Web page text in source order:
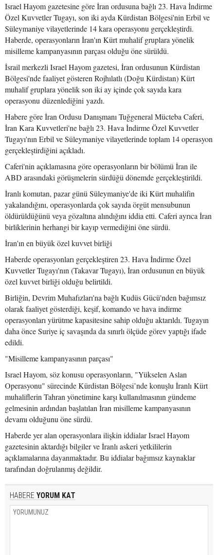
Israel Hayom gazetesine göre İran ordusuna bağlı 23. Hava İndirme
Özel Kuvvetler Tugayı, son iki ayda Kürdistan Bölgesi'nin Erbil ve
Süleymaniye vilayetlerinde 14 kara operasyonu gerçekleştirdi.
Haberde, operasyonların İran'ın Kürt muhalif gruplara yönelik
misilleme kampanyasının parçası olduğu öne sürüldü.
İsrail merkezli Israel Hayom gazetesi, İran ordusunun Kürdistan
Bölgesi'nde faaliyet gösteren Rojhılatlı (Doğu Kürdistan) Kürt
muhalif gruplara yönelik son iki ay içinde çok sayıda kara
operasyonu düzenlediğini yazdı.
Habere göre İran Ordusu Danışmanı Tuğgeneral Mücteba Caferi,
İran Kara Kuvvetleri'ne bağlı 23. Hava İndirme Özel Kuvvetler
Tugayı'nın Erbil ve Süleymaniye vilayetlerinde toplam 14 operasyon
gerçekleştirdiğini açıkladı.
Caferi'nin açıklamasına göre operasyonların bir bölümü İran ile
ABD arasındaki görüşmelerin sürdüğü dönemde gerçekleştirildi.
İranlı komutan, pazar günü Süleymaniye'de iki Kürt muhalifin
yakalandığını, operasyonlarda çok sayıda örgüt mensubunun
öldürüldüğünü veya gözaltına alındığını iddia etti. Caferi ayrıca İran
birliklerinin herhangi bir kayıp vermediğini öne sürdü.
İran'ın en büyük özel kuvvet birliği
Haberde operasyonları gerçekleştiren 23. Hava İndirme Özel
Kuvvetler Tugayı'nın (Takavar Tugayı), İran ordusunun en büyük
özel kuvvet birliği olduğu belirtildi.
Birliğin, Devrim Muhafızları'na bağlı Kudüs Gücü'nden bağımsız
olarak faaliyet gösterdiği, keşif, komando ve hava indirme
operasyonları yürütme kapasitesine sahip olduğu aktarıldı. Tugayın
daha önce Suriye iç savaşında da sınırlı ölçüde görev yaptığı ifade
edildi.
"Misilleme kampanyasının parçası"
Israel Hayom, söz konusu operasyonların, "Yükselen Aslan
Operasyonu" sürecinde Kürdistan Bölgesi’nde konuşlu İranlı Kürt
muhaliflerin Tahran yönetimine karşı kullanılmasının gündeme
gelmesinin ardından başlatılan İran misilleme kampanyasının
devamı olduğunu öne sürdü.
Haberde yer alan operasyonlara ilişkin iddialar Israel Hayom
gazetesinin aktardığı bilgiler ve İranlı askeri yetkililerin
açıklamalarına dayanmaktadır. Bu iddialar bağımsız kaynaklar
tarafından doğrulanmış değildir.
HABERE YORUM KAT